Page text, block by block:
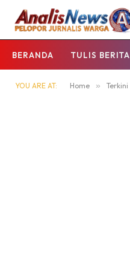
BERANDA TULIS BERITA
YOU ARE AT: Home » Terkini